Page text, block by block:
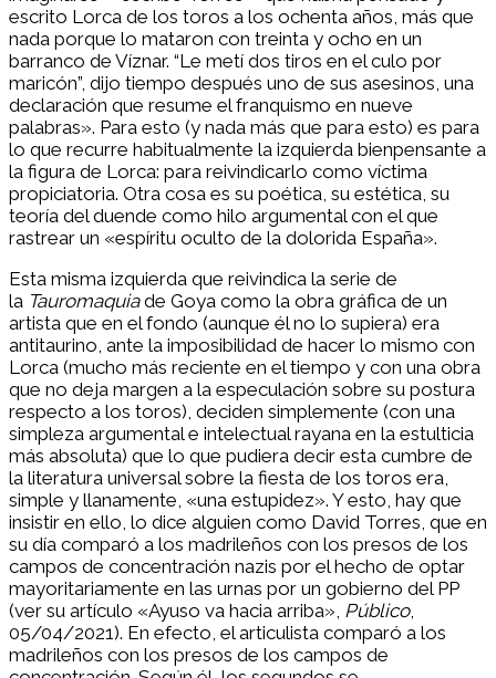
escrito Lorca de los toros a los ochenta años, más que
nada porque lo mataron con treinta y ocho en un
barranco de Víznar. “Le metí dos tiros en el culo por
maricón”, dijo tiempo después uno de sus asesinos, una
declaración que resume el franquismo en nueve
palabras». Para esto (y nada más que para esto) es para
lo que recurre habitualmente la izquierda bienpensante a
la figura de Lorca: para reivindicarlo como víctima
propiciatoria. Otra cosa es su poética, su estética, su
teoría del duende como hilo argumental con el que
rastrear un «espíritu oculto de la dolorida España».
Esta misma izquierda que reivindica la serie de
la Tauromaquiade Goya como la obra gráfica de un
artista que en el fondo (aunque él no lo supiera) era
antitaurino, ante la imposibilidad de hacer lo mismo con
Lorca (mucho más reciente en el tiempo y con una obra
que no deja margen a la especulación sobre su postura
respecto a los toros), deciden simplemente (con una
simpleza argumental e intelectual rayana en la estulticia
más absoluta) que lo que pudiera decir esta cumbre de
la literatura universal sobre la fiesta de los toros era,
simple y llanamente, «una estupidez». Y esto, hay que
insistir en ello, lo dice alguien como David Torres, que en
su día comparó a los madrileños con los presos de los
campos de concentración nazis por el hecho de optar
mayoritariamente en las urnas por un gobierno del PP
(ver su artículo «Ayuso va hacia arriba», Público,
05/04/2021). En efecto, el articulista comparó a los
madrileños con los presos de los campos de